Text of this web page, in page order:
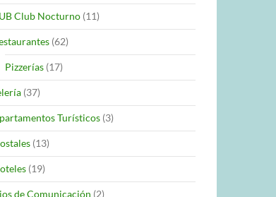
Club Nocturno (11)
(62)
Pizzerías (17)
(37)
Turísticos (3)
(13)
(19)
de Comunicación (2)